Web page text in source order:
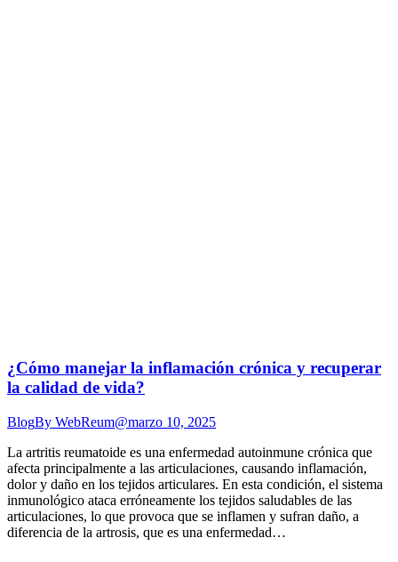
¿Cómo manejar la inflamación crónica y recuperar
la calidad de vida?
BlogBy WebReum@marzo 10, 2025
La artritis reumatoide es una enfermedad autoinmune crónica que
afecta principalmente a las articulaciones, causando inflamación,
dolor y daño en los tejidos articulares. En esta condición, el sistema
inmunológico ataca erróneamente los tejidos saludables de las
articulaciones, lo que provoca que se inflamen y sufran daño, a
diferencia de la artrosis, que es una enfermedad…